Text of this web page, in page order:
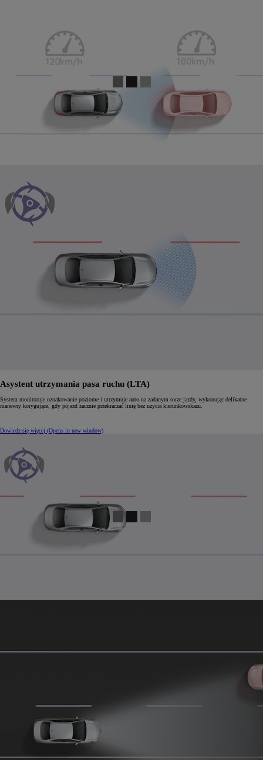
Asystent utrzymania pasa ruchu (LTA)
System monitoruje oznakowanie poziome i utrzymuje auto na zadanym torze jazdy, wykonując delikatne
manewry korygujące, gdy pojazd zacznie przekraczać linię bez użycia kierunkowskazu.
Dowiedz się więcej (Opens in new window)